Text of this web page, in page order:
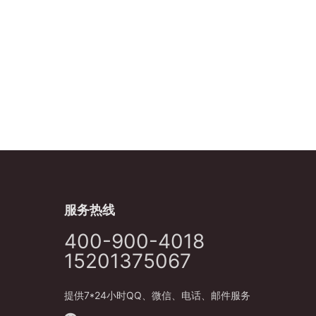
服务热线
400-900-4018
15201375067
提供7*24小时QQ、微信、电话、邮件服务